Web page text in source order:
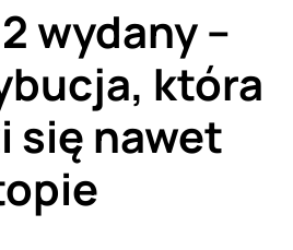
wydany –
która
się nawet